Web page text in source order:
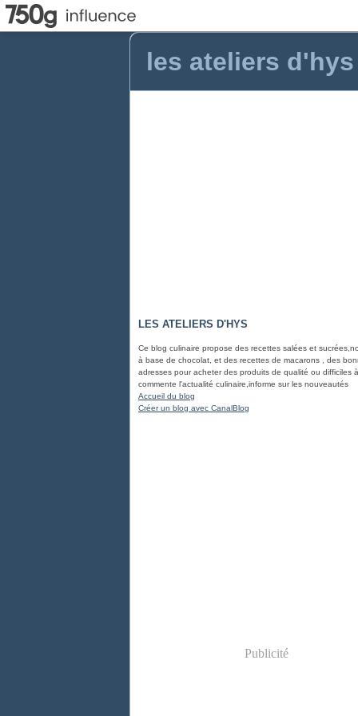
les ateliers d'hys
LES ATELIERS D'HYS
Ce blog culinaire propose des recettes salées et
à base de chocolat, et des recettes de macarons , des
adresses pour acheter des produits de qualité ou difficiles
commente l'actualité culinaire,informe sur les nouveautés
Accueil du blog
Créer un blog avec CanalBlog
Publicité